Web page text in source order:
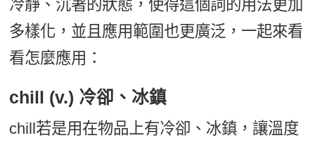
冷靜、沉著的狀態，使得這個詞的用法更加
多樣化，並且應用範圍也更廣泛，一起來看
看怎麼應用：
chill (v.) 冷卻、冰鎮
chill若是用在物品上有冷卻、冰鎮，讓溫度